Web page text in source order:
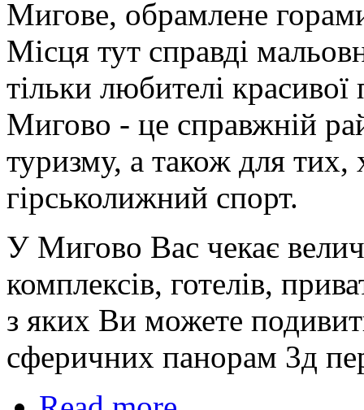
Мигове, обрамлене
Місця тут справді
тільки любителі
Мигово - це справжній
туризму, а також для тих,
гірськолижний спорт.
У Мигово Вас чекає
комплексів, готелів,
з яких Ви можете
сферичних панорам 3д